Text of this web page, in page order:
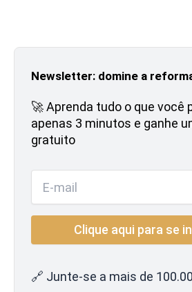
Newsletter: domine a
🚀 Aprenda tudo o que você
apenas 3 minutos e ganhe
gratuito
🔗 Junte-se a mais de